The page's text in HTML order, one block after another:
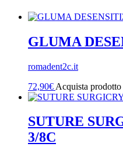
GLUMA
romadent2c.it
72,90€ Acquista prodotto
SUTURE
3/8C